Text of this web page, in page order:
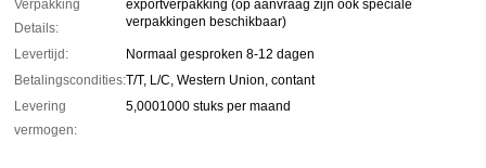
Verpakking
Details:
exportverpakking (op aanvraag zijn ook speciale
verpakkingen beschikbaar)
Levertijd:
Normaal gesproken 8-12 dagen
Betalingscondities:T/T, L/C, Western Union, contant
Levering
vermogen:
5,0001000 stuks per maand